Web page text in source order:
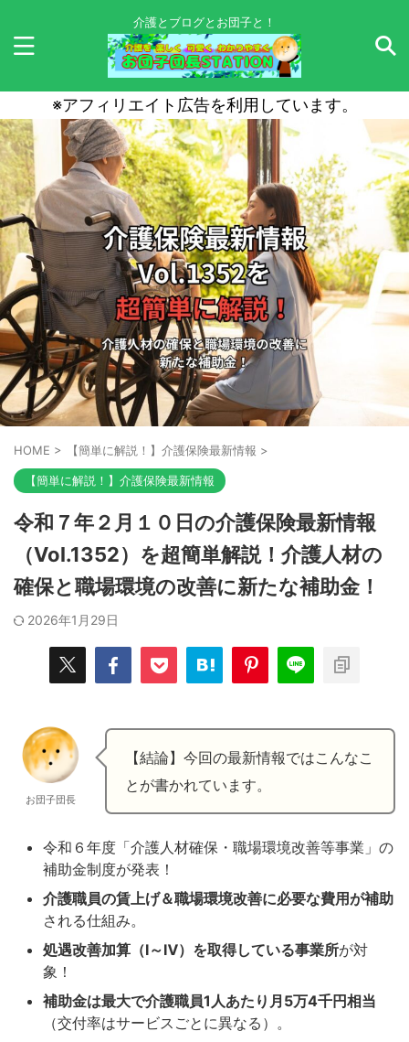
介護とブログとお団子と！
※アフィリエイト広告を利用しています。
HOME > 【簡単に解説！】介護保険最新情報 >
【簡単に解説！】介護保険最新情報
令和７年２月１０日の介護保険最新情報
（Vol.1352）を超簡単解説！介護人材の
確保と職場環境の改善に新たな補助金！
2026年1月29日
お団子団長
【結論】今回の最新情報ではこんなこ
とが書かれています。
令和６年度「介護人材確保・職場環境改善等事業」の
補助金制度が発表！
介護職員の賃上げ＆職場環境改善に必要な費用が補助
される仕組み。
処遇改善加算（Ⅰ～Ⅳ）を取得している事業所が対
象！
補助金は最大で介護職員1人あたり月5万4千円相当
（交付率はサービスごとに異なる）。